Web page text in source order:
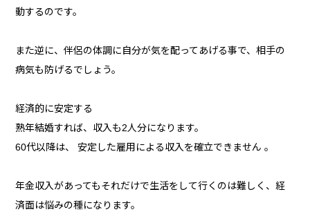
動するのです。
また逆に、伴侶の体調に自分が気を配ってあげる事で、相手の
病気も防げるでしょう。
経済的に安定する
熟年結婚すれば、収入も2人分になります。
60代以降は、 安定した雇用による収入を確立できません 。
年金収入があってもそれだけで生活をして行くのは難しく、経
済面は悩みの種になります。